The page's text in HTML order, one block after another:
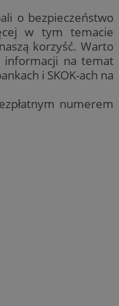
o bezpieczeństwo
w tym temacie
korzyść. Warto
informacji na temat
i SKOK-ach na
numerem